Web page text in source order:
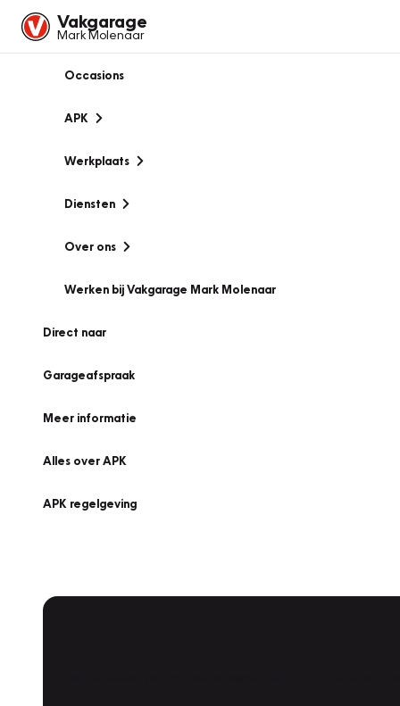
Vakgarage
Mark Molenaar
Occasions
APK
Werkplaats
Diensten
Over ons
Werken bij Vakgarage Mark Molenaar
Direct naar
Garageafspraak
Meer informatie
Alles over APK
APK regelgeving